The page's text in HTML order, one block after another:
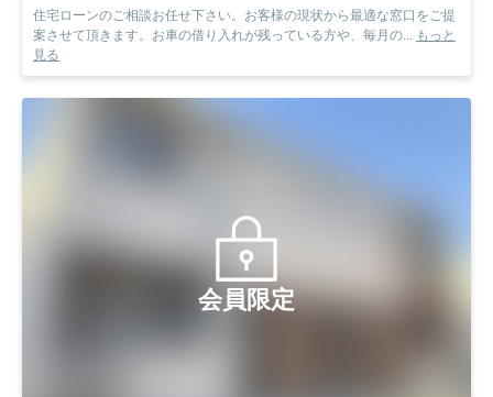
住宅ローンのご相談お任せ下さい。お客様の現状から最適な窓口をご提
案させて頂きます。お車の借り入れが残っている方や、毎月の... もっと
見る
会員限定